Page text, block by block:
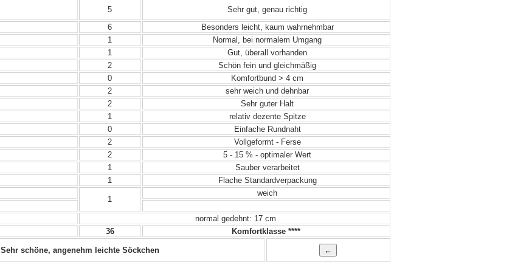
5
Sehr gut, genau richtig
6
Besonders leicht, kaum wahrnehmbar
1
Normal, bei normalem Umgang
1
Gut, überall vorhanden
2
Schön fein und gleichmäßig
0
Komfortbund > 4 cm
2
sehr weich und dehnbar
2
Sehr guter Halt
1
relativ dezente Spitze
0
Einfache Rundnaht
2
Vollgeformt - Ferse
2
5 - 15 % - optimaler Wert
1
Sauber verarbeitet
1
Flache Standardverpackung
1
weich
normal gedehnt: 17 cm
36 Komfortklasse ****
Sehr schöne, angenehm leichte Söckchen